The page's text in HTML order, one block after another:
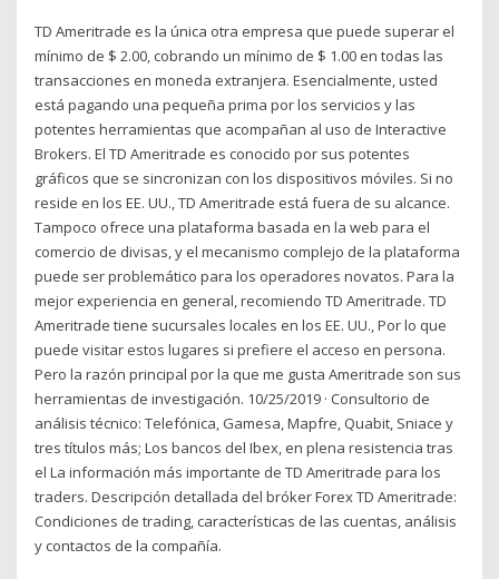
TD Ameritrade es la única otra empresa que puede superar el
mínimo de $ 2.00, cobrando un mínimo de $ 1.00 en todas las
transacciones en moneda extranjera. Esencialmente, usted
está pagando una pequeña prima por los servicios y las
potentes herramientas que acompañan al uso de Interactive
Brokers. El TD Ameritrade es conocido por sus potentes
gráficos que se sincronizan con los dispositivos móviles. Si no
reside en los EE. UU., TD Ameritrade está fuera de su alcance.
Tampoco ofrece una plataforma basada en la web para el
comercio de divisas, y el mecanismo complejo de la plataforma
puede ser problemático para los operadores novatos. Para la
mejor experiencia en general, recomiendo TD Ameritrade. TD
Ameritrade tiene sucursales locales en los EE. UU., Por lo que
puede visitar estos lugares si prefiere el acceso en persona.
Pero la razón principal por la que me gusta Ameritrade son sus
herramientas de investigación. 10/25/2019 · Consultorio de
análisis técnico: Telefónica, Gamesa, Mapfre, Quabit, Sniace y
tres títulos más; Los bancos del Ibex, en plena resistencia tras
el La información más importante de TD Ameritrade para los
traders. Descripción detallada del bróker Forex TD Ameritrade:
Condiciones de trading, características de las cuentas, análisis
y contactos de la compañía.